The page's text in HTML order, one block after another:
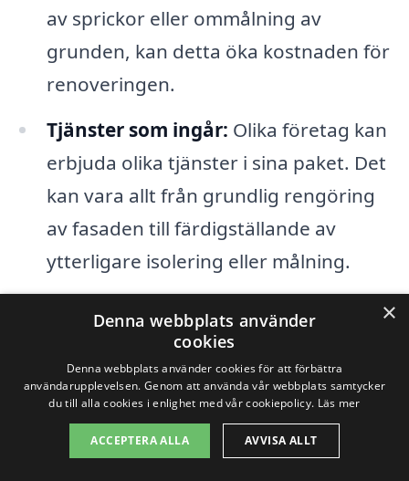
av sprickor eller ommålning av
grunden, kan detta öka kostnaden för
renoveringen.
Tjänster som ingår: Olika företag kan
erbjuda olika tjänster i sina paket. Det
kan vara allt från grundlig rengöring
av fasaden till färdigställande av
ytterligare isolering eller målning.
Genom att noggrant överväga dessa
faktorer kan du lättare förstå
prissättningen för fasadrenovering i
Åsele. Att få flera offerter och jämföra
dem kan också ge insikt i vad som är ett
×
Denna webbplats använder
cookies
Denna webbplats använder cookies för att förbättra
användarupplevelsen. Genom att använda vår webbplats samtycker
du till alla cookies i enlighet med vår cookiepolicy. Läs mer
ACCEPTERA ALLA AVVISA ALLT